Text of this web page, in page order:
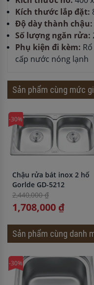
Kích thước lắp đặt:
Độ dày thành chậu:
Số lượng ngăn rửa:
Phụ kiện đi kèm:
cấp nước nóng lạnh
Sản phẩm cùng mức
-30%
Chậu rửa bát inox 2 hố
Gorlde GD-5212
2,440,000 ₫
1,708,000 ₫
Sản phẩm cùng danh
-30%